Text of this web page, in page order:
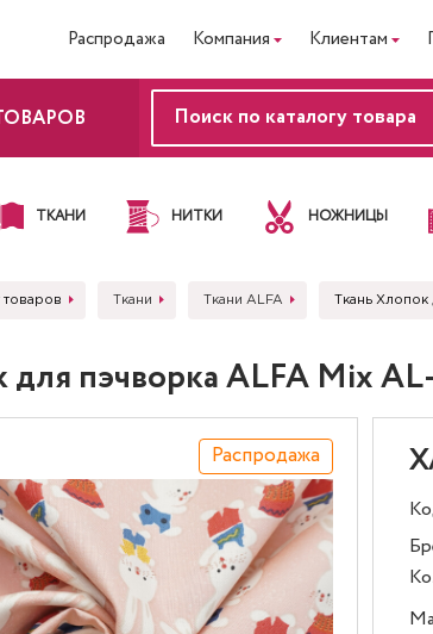
Распродажа Компания Клиентам
ТКАНИ НИТКИ НОЖНИЦЫ
товаров Ткани Ткани ALFA Ткань
для пэчворка ALFA Mix
Распродажа